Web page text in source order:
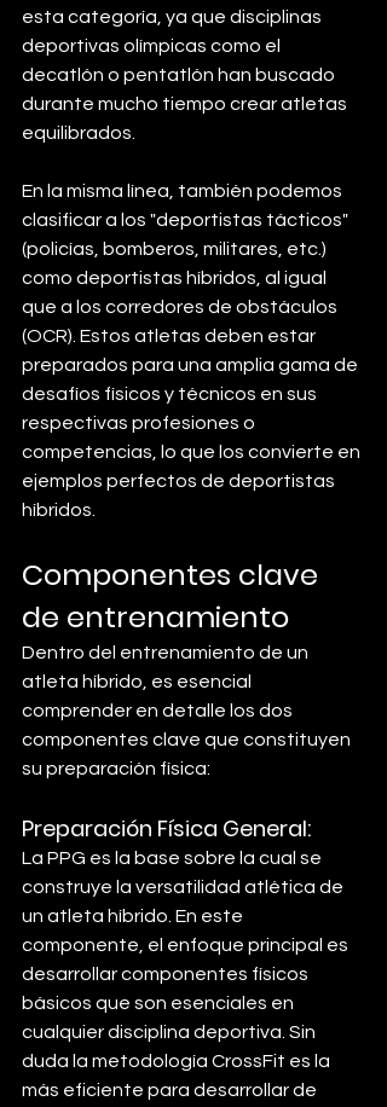
esta categoría, ya que disciplinas
deportivas olímpicas como el
decatlón o pentatlón han buscado
durante mucho tiempo crear atletas
equilibrados.
En la misma línea, también podemos
clasificar a los "deportistas tácticos"
(policías, bomberos, militares, etc.)
como deportistas híbridos, al igual
que a los corredores de obstáculos
(OCR). Estos atletas deben estar
preparados para una amplia gama de
desafíos físicos y técnicos en sus
respectivas profesiones o
competencias, lo que los convierte en
ejemplos perfectos de deportistas
híbridos.
Componentes clave
de entrenamiento
Dentro del entrenamiento de un
atleta híbrido, es esencial
comprender en detalle los dos
componentes clave que constituyen
su preparación física:
Preparación Física General:
La PPG es la base sobre la cual se
construye la versatilidad atlética de
un atleta híbrido. En este
componente, el enfoque principal es
desarrollar componentes físicos
básicos que son esenciales en
cualquier disciplina deportiva. Sin
duda la metodología CrossFit es la
más eficiente para desarrollar de